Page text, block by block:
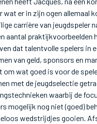
wat er in zijn ogen allemaal
carrière van jeugdspeler
aantal praktijkvoorbeelden
dat talentvolle spelers in
van geld, sponsors en
wat goed is voor de
met de jeugdselectie
waarbij de
mogelijk nog niet (goed)
wedstrijdjes gooien.